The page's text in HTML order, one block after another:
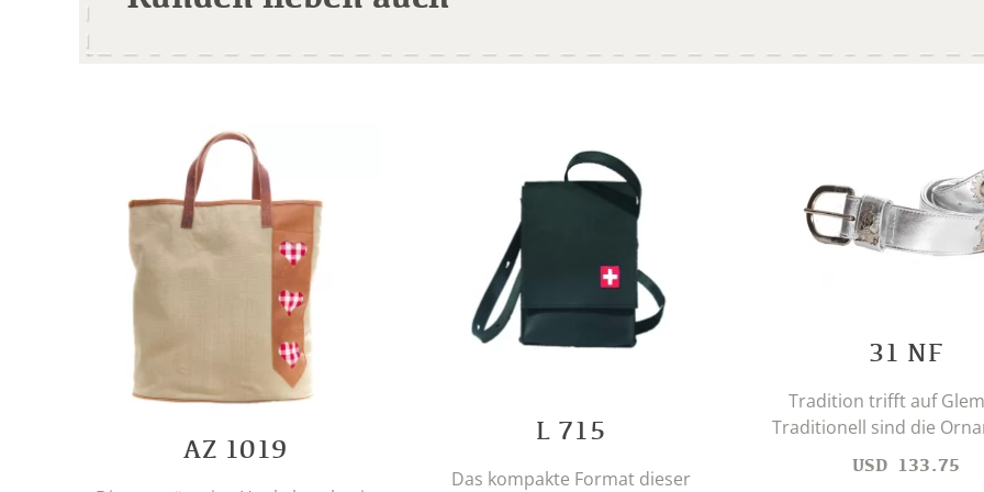
AZ 1019
L 715
Das kompakte Format dieser
31 NF
Tradition trifft auf
Traditionell sind die
USD 133.75